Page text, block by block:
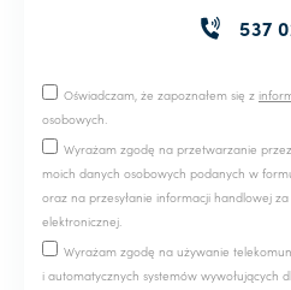
537
Oświadczam, że zapoznałem się z
osobowych.
Wyrażam zgodę na przetwarzanie
moich danych osobowych podanych w
oraz na przesyłanie informacji handlowej
elektronicznej.
Wyrażam zgodę na używanie
i automatycznych systemów wywołujących